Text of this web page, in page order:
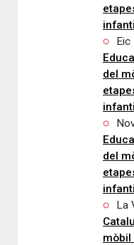
del
del
La
mòbil